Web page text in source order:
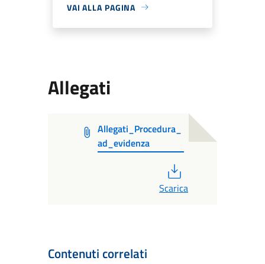
VAI ALLA PAGINA
Allegati
Allegati_Procedura_
ad_evidenza
Scarica
Contenuti correlati